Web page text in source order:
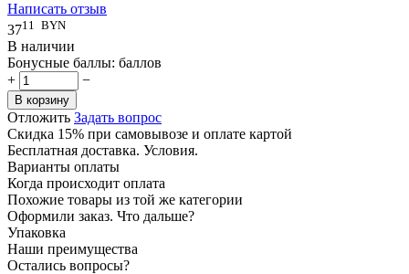
Написать отзыв
3711 BYN
В наличии
Бонусные баллы: баллов
+
−
В корзину
Отложить Задать вопрос
Скидка 15% при самовывозе и оплате картой
Бесплатная доставка. Условия.
Варианты оплаты
Когда происходит оплата
Похожие товары из той же категории
Оформили заказ. Что дальше?
Упаковка
Наши преимущества
Остались вопросы?